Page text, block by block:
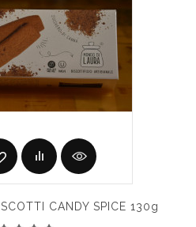
CANDY SPICE 130g